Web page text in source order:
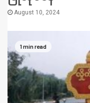
August 10, 2024
1 min read